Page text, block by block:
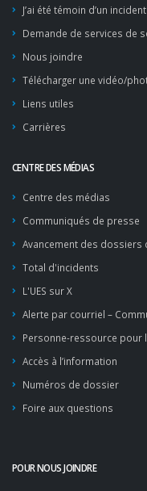
J’ai été témoin d’un incident
Demande de services de
Nous joindre
Télécharger une vidéo/
Liens utiles
Carrières
CENTRE DES MÉDIAS
Centre des médias
Communiqués de presse
Avancement des dossiers
Total d'incidents
L'UES sur X
Alerte par courriel –
Personne-ressource pour
Accès à l’information
Numéros de dossier
Foire aux questions
POUR NOUS JOINDRE